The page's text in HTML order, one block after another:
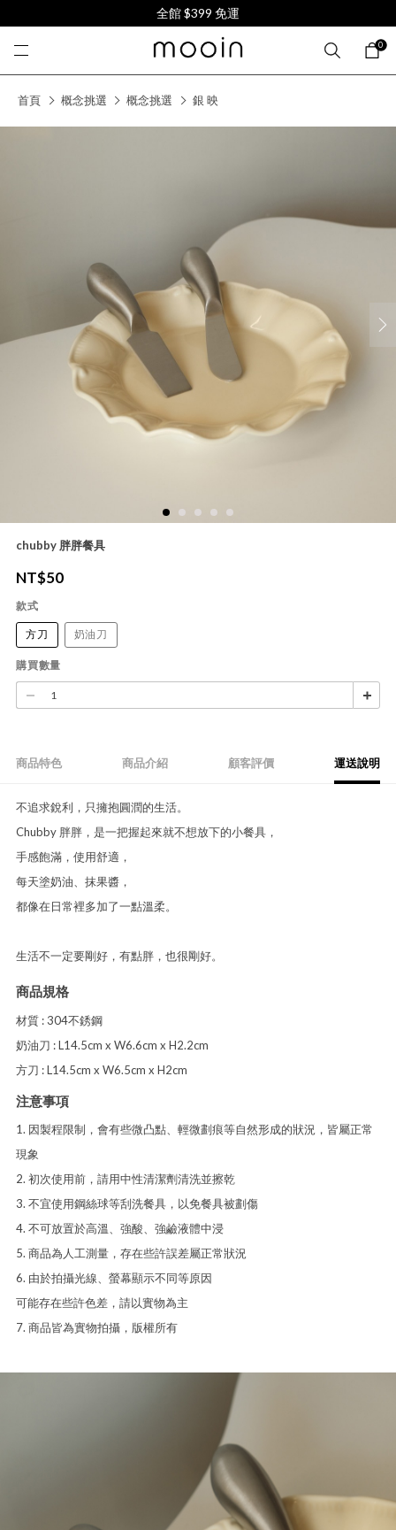
全館 $399 免運
0
首頁 概念挑選 概念挑選 銀 映
chubby 胖胖餐具
NT$50
款式
方刀 奶油刀
購買數量
商品特色 商品介紹 顧客評價 運送說明
不追求銳利，只擁抱圓潤的生活。
Chubby 胖胖，是一把握起來就不想放下的小餐具，
手感飽滿，使用舒適，
每天塗奶油、抹果醬，
都像在日常裡多加了一點溫柔。
生活不一定要剛好，有點胖，也很剛好。
商品規格
材質 : 304不銹鋼
奶油刀 : L14.5cm x W6.6cm x H2.2cm
方刀 : L14.5cm x W6.5cm x H2cm
注意事項
1. 因製程限制，會有些微凸點、輕微劃痕等自然形成的狀況，皆屬正常
現象
2. 初次使用前，請用中性清潔劑清洗並擦乾
3. 不宜使用鋼絲球等刮洗餐具，以免餐具被劃傷
4. 不可放置於高溫、強酸、強鹼液體中浸
5. 商品為人工測量，存在些許誤差屬正常狀況
6. 由於拍攝光線、螢幕顯示不同等原因
可能存在些許色差，請以實物為主
7. 商品皆為實物拍攝，版權所有